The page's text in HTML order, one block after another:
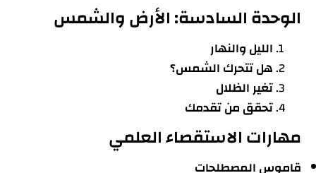
الوحدة السادسة: الأرض والشمس
الليل والنهار
هل تتحرك الشمس؟
تغير الظلال
تحقق من تقدمك
مهارات الاستقصاء العلمي
قاموس المصطلحات